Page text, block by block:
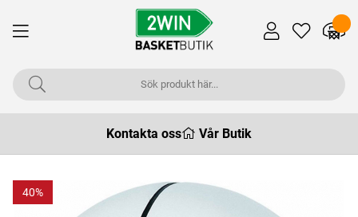
Kontakta oss Vår Butik
40